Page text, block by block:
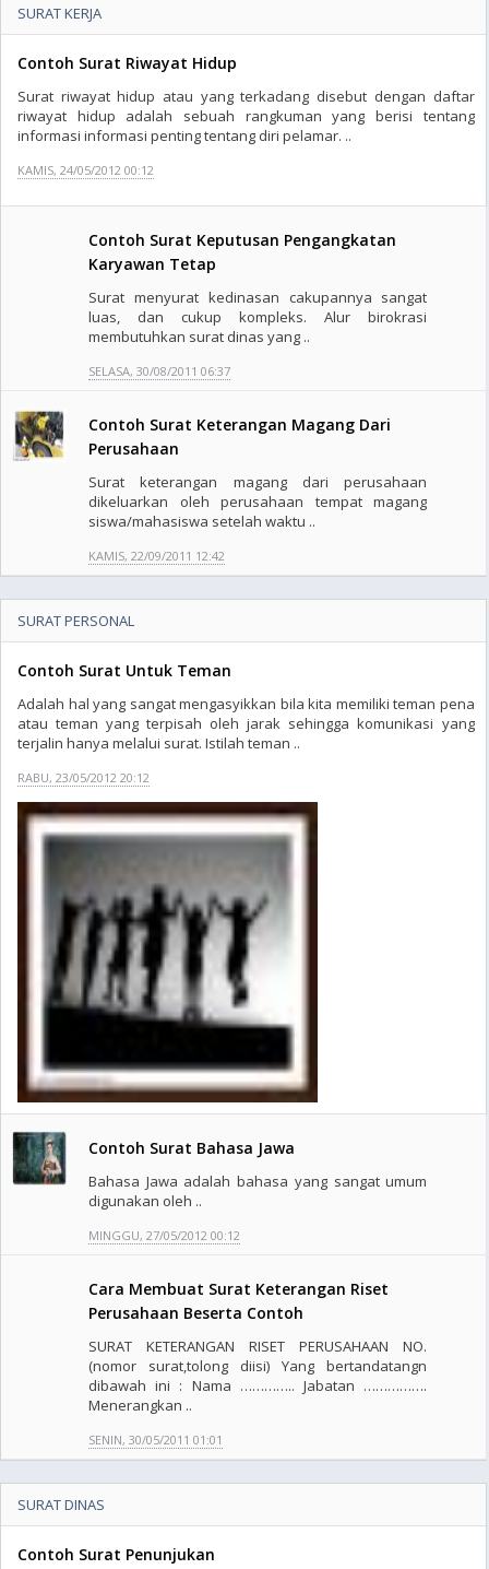
SURAT KERJA
Contoh Surat Riwayat Hidup
Surat riwayat hidup atau yang terkadang disebut dengan daftar
riwayat hidup adalah sebuah rangkuman yang berisi tentang
informasi informasi penting tentang diri pelamar. ..
KAMIS, 24/05/2012 00:12
Contoh Surat Keputusan Pengangkatan
Karyawan Tetap
Surat menyurat kedinasan cakupannya sangat
luas, dan cukup kompleks. Alur birokrasi
membutuhkan surat dinas yang ..
SELASA, 30/08/2011 06:37
Contoh Surat Keterangan Magang Dari
Perusahaan
Surat keterangan magang dari perusahaan
dikeluarkan oleh perusahaan tempat magang
siswa/mahasiswa setelah waktu ..
KAMIS, 22/09/2011 12:42
SURAT PERSONAL
Contoh Surat Untuk Teman
Adalah hal yang sangat mengasyikkan bila kita memiliki teman pena
atau teman yang terpisah oleh jarak sehingga komunikasi yang
terjalin hanya melalui surat. Istilah teman ..
RABU, 23/05/2012 20:12
Contoh Surat Bahasa Jawa
Bahasa Jawa adalah bahasa yang sangat umum
digunakan oleh ..
MINGGU, 27/05/2012 00:12
Cara Membuat Surat Keterangan Riset
Perusahaan Beserta Contoh
SURAT KETERANGAN RISET PERUSAHAAN NO.
(nomor surat,tolong diisi) Yang bertandatangn
dibawah ini : Nama ………….. Jabatan …………….
Menerangkan ..
SENIN, 30/05/2011 01:01
SURAT DINAS
Contoh Surat Penunjukan